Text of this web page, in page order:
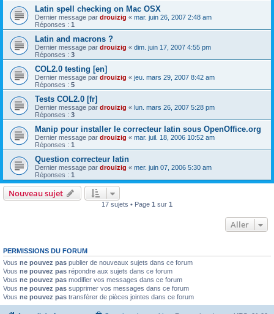
Latin spell checking on Mac OSX
Dernier message par drouizig « mar. juin 26, 2007 2:48 am
Réponses : 1
Latin and macrons ?
Dernier message par drouizig « dim. juin 17, 2007 4:55 pm
Réponses : 3
COL2.0 testing [en]
Dernier message par drouizig « jeu. mars 29, 2007 8:42 am
Réponses : 5
Tests COL2.0 [fr]
Dernier message par drouizig « lun. mars 26, 2007 5:28 pm
Réponses : 3
Manip pour installer le correcteur latin sous OpenOffice.org
Dernier message par drouizig « mar. juil. 18, 2006 10:52 am
Réponses : 1
Question correcteur latin
Dernier message par drouizig « mer. juin 07, 2006 5:30 am
Réponses : 1
Nouveau sujet
17 sujets • Page 1 sur 1
Aller
PERMISSIONS DU FORUM
Vous ne pouvez pas publier de nouveaux sujets dans ce forum
Vous ne pouvez pas répondre aux sujets dans ce forum
Vous ne pouvez pas modifier vos messages dans ce forum
Vous ne pouvez pas supprimer vos messages dans ce forum
Vous ne pouvez pas transférer de pièces jointes dans ce forum